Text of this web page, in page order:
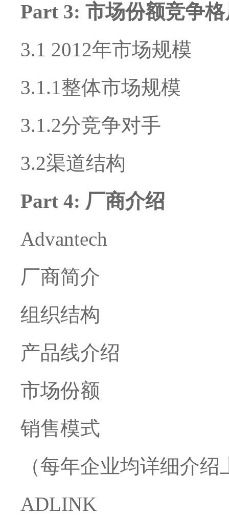
Part 3: 市场份额竞争
3.1 2012年市场规模
3.1.1整体市场规模
3.1.2分竞争对手
3.2渠道结构
Part 4: 厂商介绍
Advantech
厂商简介
组织结构
产品线介绍
市场份额
销售模式
（每年企业均详细介
ADLINK